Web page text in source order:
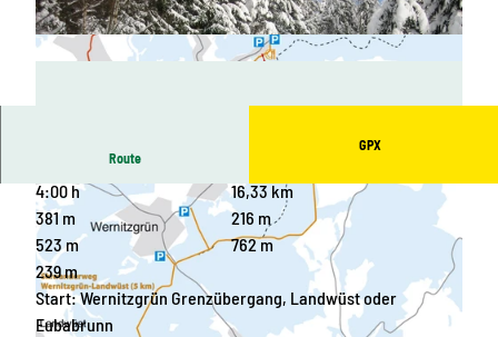
© Katrin Hoyer, Erlbach Vogtland
Route
GPX
4:00 h
16,33 km
381 m
216 m
523 m
762 m
239 m
Start: Wernitzgrün Grenzübergang, Landwüst oder
Eubabrunn